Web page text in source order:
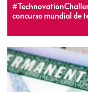
concurso mundial de